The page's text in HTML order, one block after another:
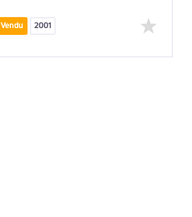
Vendu 2001